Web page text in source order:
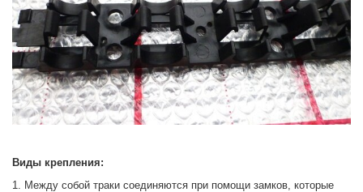
Виды крепления:
1. Между собой траки соединяются при помощи замков, которые